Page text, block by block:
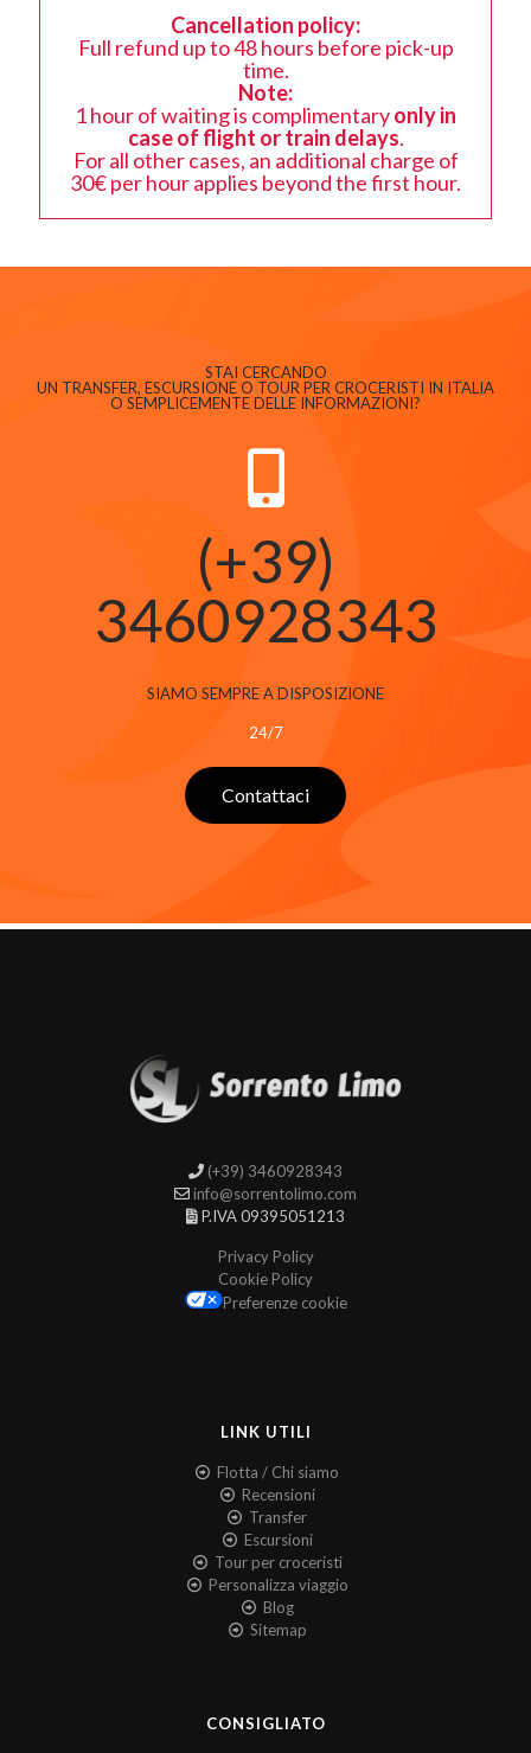
Cancellation policy:
Full refund up to 48 hours before pick-up
time.
Note:
1 hour of waiting is complimentaryonly in
case of flight or train delays.
For all other cases, an additional charge of
30€ per hour applies beyond the first hour.
STAI CERCANDO
UN TRANSFER, ESCURSIONE O TOUR PER CROCERISTI IN ITALIA
O SEMPLICEMENTE DELLE INFORMAZIONI?
(+39)
3460928343
SIAMO SEMPRE A DISPOSIZIONE
24/7
Contattaci
(+39) 3460928343
info@sorrentolimo.com
P.IVA 09395051213
Privacy Policy
Cookie Policy
Preferenze cookie
LINK UTILI
Flotta / Chi siamo
Recensioni
Transfer
Escursioni
Tour per croceristi
Personalizza viaggio
Blog
Sitemap
CONSIGLIATO